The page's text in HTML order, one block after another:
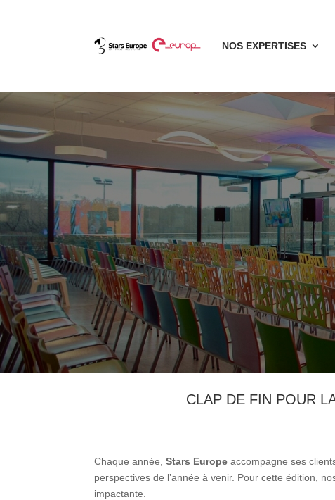
NOS EXPERTISES
CLAP DE FIN POUR
Chaque année,Stars Europe accompagne ses
perspectives de l’année à venir. Pour cette édition,
impactante.